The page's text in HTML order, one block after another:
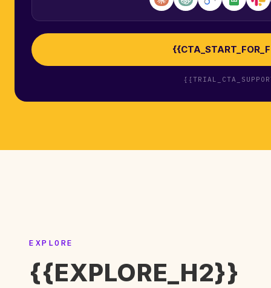
EXPLORE
{{EXPLORE_H2}}